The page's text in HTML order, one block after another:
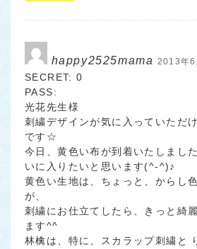
happy2525mama 2013年6
SECRET: 0
PASS:
光花先生様
刺繍デザインが気に入っていただ
です☆
今日、黄色い布が到着いたしまし
いに入りたいと思います(^-^)♪
黄色い生地は、ちょっと、からし
が、
刺繍にお仕立てしたら、きっと綺
ます^^
林檎は、特に、スカラップ刺繍と